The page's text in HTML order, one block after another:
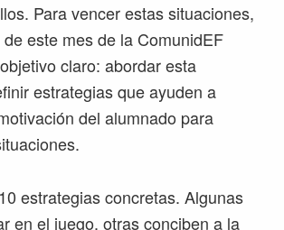
Para vencer estas situaciones,
este mes de la ComunidEF
claro: abordar esta
estrategias que ayuden a
del alumnado para
estrategias concretas. Algunas
en el juego, otras conciben a la